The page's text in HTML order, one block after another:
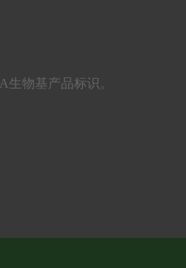
生物基产品标识。